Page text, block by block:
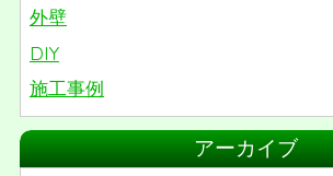
外壁
DIY
施工事例
リノベーション
屋根
アーカイブ